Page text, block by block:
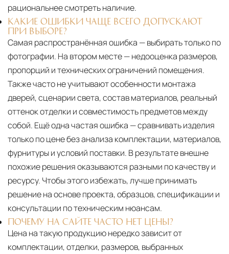
рациональнее смотреть наличие.
КАКИЕ ОШИБКИ ЧАЩЕ ВСЕГО ДОПУСКАЮТ
ПРИ ВЫБОРЕ?
Самая распространённая ошибка — выбирать только по
фотографии. На втором месте — недооценка размеров,
пропорций и технических ограничений помещения.
Также часто не учитывают особенности монтажа
дверей, сценарии света, состав материалов, реальный
оттенок отделки и совместимость предметов между
собой. Ещё одна частая ошибка — сравнивать изделия
только по цене без анализа комплектации, материалов,
фурнитуры и условий поставки. В результате внешне
похожие решения оказываются разными по качеству и
ресурсу. Чтобы этого избежать, лучше принимать
решение на основе проекта, образцов, спецификации и
консультации по техническим нюансам.
ПОЧЕМУ НА САЙТЕ ЧАСТО НЕТ ЦЕНЫ?
Цена на такую продукцию нередко зависит от
комплектации, отделки, размеров, выбранных